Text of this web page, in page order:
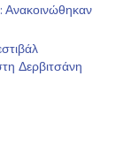
Ανακοινώθηκαν
Δερβιτσάνη